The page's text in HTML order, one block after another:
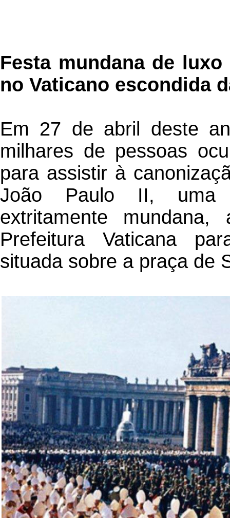
Festa mundana de
no Vaticano escondida
Em 27 de abril deste
milhares de pessoas
para assistir à
João Paulo II, uma
extritamente
Prefeitura Vaticana
situada sobre a praça de